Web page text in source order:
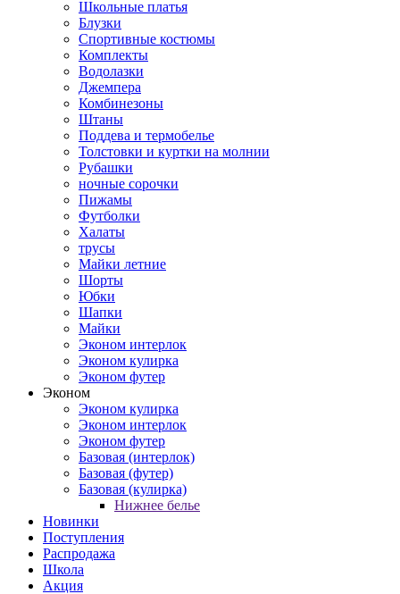
Школьные платья
Блузки
Спортивные костюмы
Комплекты
Водолазки
Джемпера
Комбинезоны
Штаны
Поддева и термобелье
Толстовки и куртки на молнии
Рубашки
ночные сорочки
Пижамы
Футболки
Халаты
трусы
Майки летние
Шорты
Юбки
Шапки
Майки
Эконом интерлок
Эконом кулирка
Эконом футер
Эконом
Эконом кулирка
Эконом интерлок
Эконом футер
Базовая (интерлок)
Базовая (футер)
Базовая (кулирка)
Нижнее белье
Новинки
Поступления
Распродажа
Школа
Акция